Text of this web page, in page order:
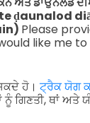
ḍaunalod
Please
like me
ਹੋ। ਟ੍ਰੈਕ ਯੋਗ
ਨੂੰ ਗਿਣਤੀ, ਥਾਂ ਅਤੇ